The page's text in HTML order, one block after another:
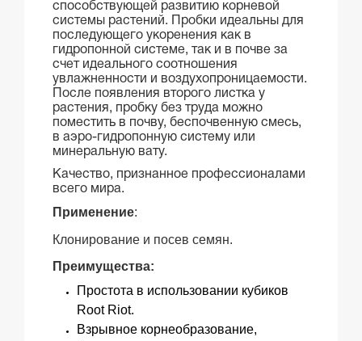
способствующей развитию корневой
системы растений. Пробки идеальны для
последующего укоренения как в
гидропонной системе, так и в почве за
счет идеального соотношения
увлажненности и воздухопроницаемости.
После появления второго листка у
растения, пробку без труда можно
поместить в почву, беспочвенную смесь,
в аэро-гидропонную систему или
минеральную вату.
Качество, признанное профессионалами
всего мира.
Применение:
Клонирование и посев семян.
Преимущества:
Простота в использовании кубиков
Root Riot.
Взрывное корнеобразование,